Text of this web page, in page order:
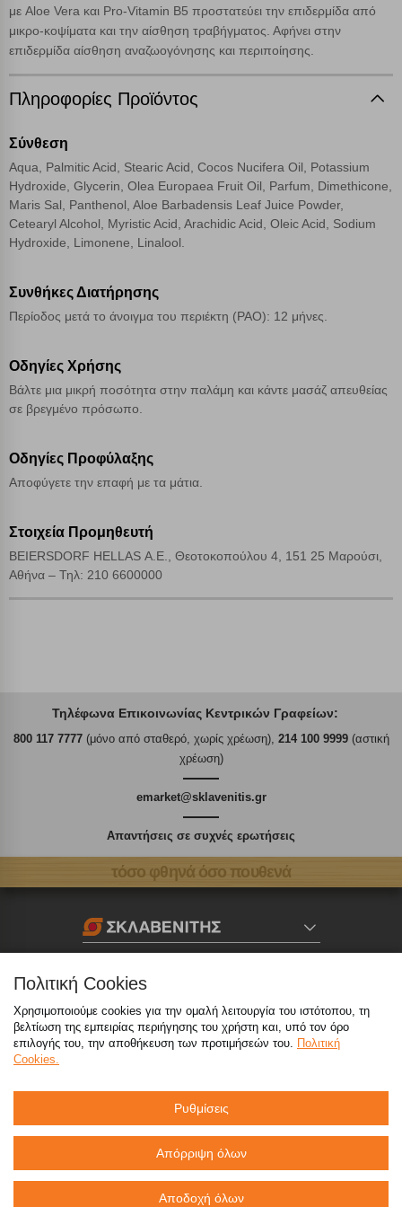
με Aloe Vera και Pro-Vitamin B5 προστατεύει την επιδερμίδα από
μικρο-κοψίματα και την αίσθηση τραβήγματος. Αφήνει στην
επιδερμίδα αίσθηση αναζωογόνησης και περιποίησης.
Πληροφορίες Προϊόντος
Σύνθεση
Aqua, Palmitic Acid, Stearic Acid, Cocos Nucifera Oil, Potassium
Hydroxide, Glycerin, Olea Europaea Fruit Oil, Parfum, Dimethicone,
Maris Sal, Panthenol, Aloe Barbadensis Leaf Juice Powder,
Cetearyl Alcohol, Myristic Acid, Arachidic Acid, Oleic Acid, Sodium
Hydroxide, Limonene, Linalool.
Συνθήκες Διατήρησης
Περίοδος μετά το άνοιγμα του περιέκτη (PAO): 12 μήνες.
Οδηγίες Χρήσης
Βάλτε μια μικρή ποσότητα στην παλάμη και κάντε μασάζ απευθείας
σε βρεγμένο πρόσωπο.
Οδηγίες Προφύλαξης
Αποφύγετε την επαφή με τα μάτια.
Στοιχεία Προμηθευτή
BEIERSDORF HELLAS Α.Ε., Θεοτοκοπούλου 4, 151 25 Μαρούσι,
Αθήνα – Τηλ: 210 6600000
Τηλέφωνα Επικοινωνίας Κεντρικών Γραφείων:
800 117 7777(μόνο από σταθερό, χωρίς χρέωση), 214 100 9999(αστική
χρέωση)
emarket@sklavenitis.gr
Απαντήσεις σε συχνές ερωτήσεις
τόσο φθηνά όσο πουθενά
eMarket
214 100 9999 (αστική χρέωση)
info@sklavenitis.gr
©2026 Όροι Χρήσης Πολιτική Απορρήτου
Πολιτική Cookies CCTV
Πολιτική Cookies
Χρησιμοποιούμε cookies για την ομαλή λειτουργία του ιστότοπου, τη
βελτίωση της εμπειρίας περιήγησης του χρήστη και, υπό τον όρο
επιλογής του, την αποθήκευση των προτιμήσεών του. Πολιτική
Cookies.
Ρυθμίσεις
Απόρριψη όλων
Αποδοχή όλων
χρήσης των υπηρεσιών μας.Δείτε περισσότερα
Cookies απόδοσης
Απολύτως απαραίτητα cookies Πάντα Ενεργό
Απόρριψη όλων